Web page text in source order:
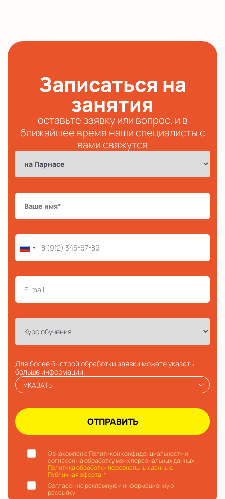
Записаться на
занятия
оставьте заявку или вопрос, и в
ближайшее время наши специалисты с
вами свяжутся
Для более быстрой обработки заявки можете указать
больше информации.
УКАЗАТЬ
Ознакомлен с Политикой конфиденциальности и
согласен на обработку моих персональных данных
Политика обработки персональных данных.
Публичная оферта.*
Согласен на рекламную и информационную
рассылку